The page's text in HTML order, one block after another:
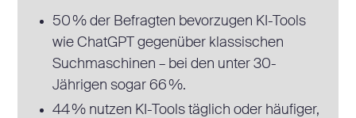
50 % der Befragten bevorzugen KI-Tools
wie ChatGPT gegenüber klassischen
Suchmaschinen – bei den unter 30-
Jährigen sogar 66 %.
44 % nutzen KI-Tools täglich oder häufiger,